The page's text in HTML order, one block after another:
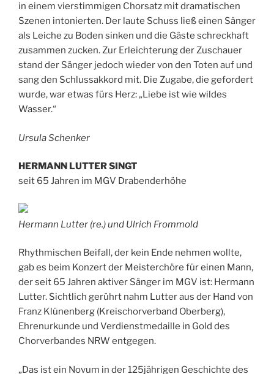
in einem vierstimmigen Chorsatz mit dramatischen
Szenen intonierten. Der laute Schuss ließ einen Sänger
als Leiche zu Boden sinken und die Gäste schreckhaft
zusammen zucken. Zur Erleichterung der Zuschauer
stand der Sänger jedoch wieder von den Toten auf und
sang den Schlussakkord mit. Die Zugabe, die gefordert
wurde, war etwas fürs Herz: „Liebe ist wie wildes
Wasser.“
Ursula Schenker
HERMANN LUTTER SINGT
seit 65 Jahren im MGV Drabenderhöhe
Hermann Lutter (re.) und Ulrich Frommold
Rhythmischen Beifall, der kein Ende nehmen wollte,
gab es beim Konzert der Meisterchöre für einen Mann,
der seit 65 Jahren aktiver Sänger im MGV ist: Hermann
Lutter. Sichtlich gerührt nahm Lutter aus der Hand von
Franz Klünenberg (Kreischorverband Oberberg),
Ehrenurkunde und Verdienstmedaille in Gold des
Chorverbandes NRW entgegen.
„Das ist ein Novum in der 125jährigen Geschichte des